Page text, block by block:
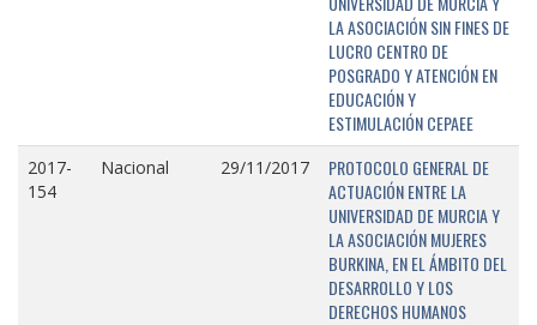
LA ASOCIACIÓN SIN FINES DE
LUCRO CENTRO DE
POSGRADO Y ATENCIÓN EN
EDUCACIÓN Y
ESTIMULACIÓN CEPAEE
2017-
154
Nacional 29/11/2017
PROTOCOLO GENERAL DE
ACTUACIÓN ENTRE LA
UNIVERSIDAD DE MURCIA Y
LA ASOCIACIÓN MUJERES
BURKINA, EN EL ÁMBITO DEL
DESARROLLO Y LOS
DERECHOS HUMANOS